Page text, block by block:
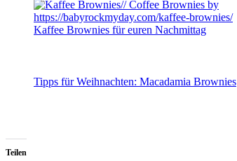
Kaffee Brownies für euren Nachmittag
Tipps für Weihnachten: Macadamia Brownies
Teilen